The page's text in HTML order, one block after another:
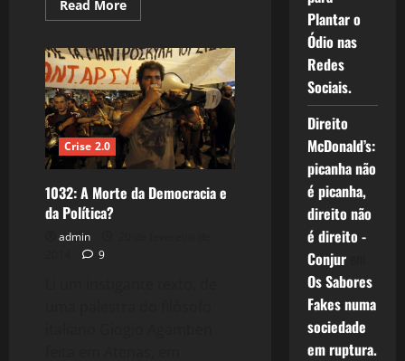
Read MoreRead
more
e
Nós
–
A
Cidade
Enrolada.
Crise 2.0
1032: A Morte da Democracia e
da Política?
admin
9
Plantar o
Ódio nas
Redes
Sociais.
Direito
McDonald’s:
picanha não
é picanha,
direito não
é direito -
Conjurem
Os Sabores
Fakes numa
sociedade
em ruptura.